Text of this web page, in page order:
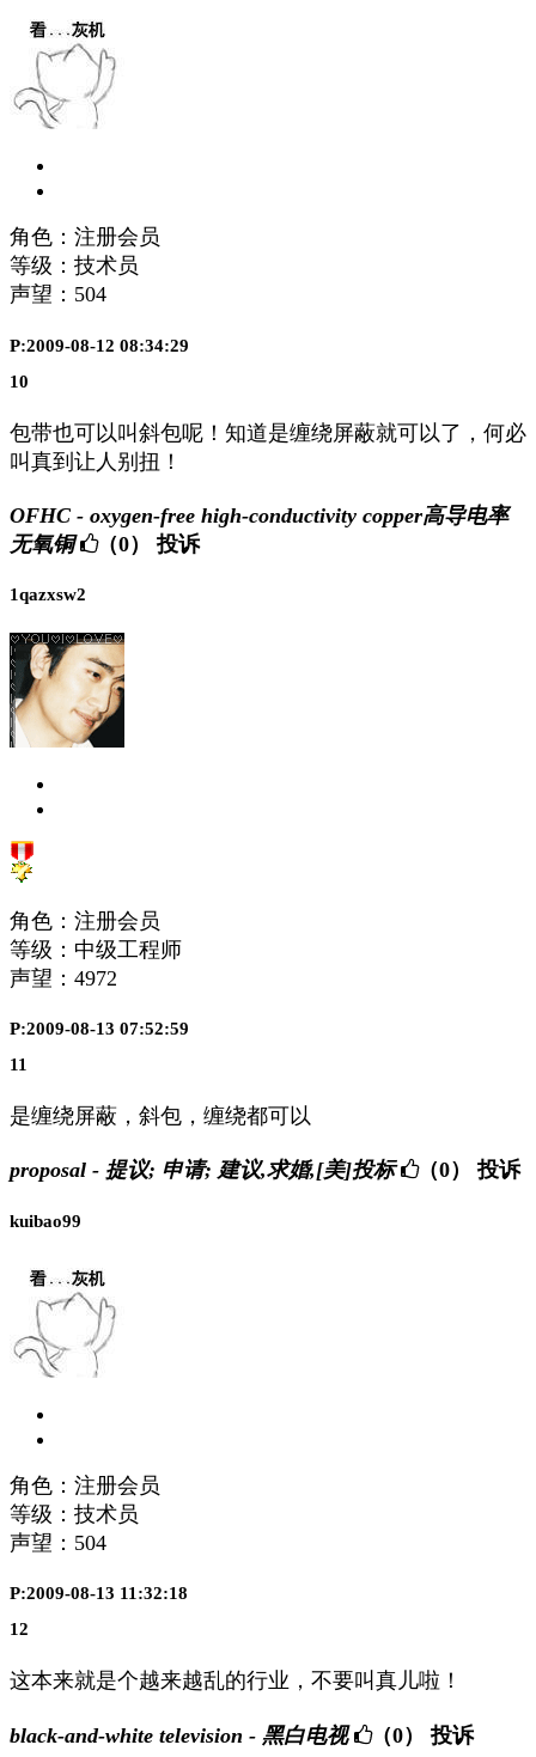
角色：注册会员
等级：技术员
声望： 504
P:2009-08-12 08:34:29
10
包带也可以叫斜包呢！知道是缠绕屏蔽就可以了，何必
叫真到让人别扭！
OFHC - oxygen-free high-conductivity copper高导电率
无氧铜
（0） 投诉
1qazxsw2
角色：注册会员
等级：中级工程师
声望： 4972
P:2009-08-13 07:52:59
11
是缠绕屏蔽，斜包，缠绕都可以
proposal - 提议; 申请; 建议,求婚,[美]投标 （0） 投诉
kuibao99
角色：注册会员
等级：技术员
声望： 504
P:2009-08-13 11:32:18
12
这本来就是个越来越乱的行业，不要叫真儿啦！
black-and-white television - 黑白电视 （0） 投诉